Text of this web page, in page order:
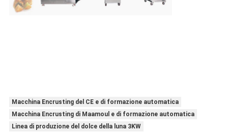
Macchina Encrusting del CE e di formazione automatica
Macchina Encrusting di Maamoul e di formazione automatica
Linea di produzione del dolce della luna 3KW